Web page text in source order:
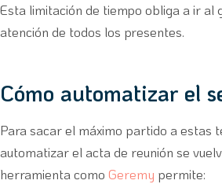
Esta limitación de tiempo obliga a ir al
atención de todos los presentes.
Cómo automatizar el
Para sacar el máximo partido a estas
automatizar el acta de reunión se
herramienta como Geremy permite: